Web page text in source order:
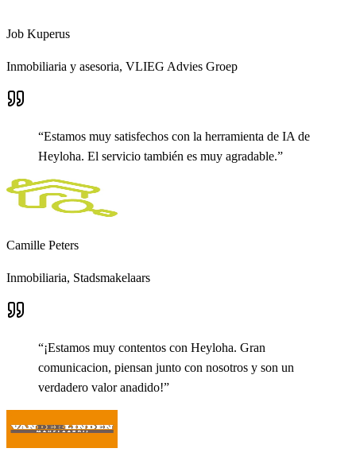
Job Kuperus
Inmobiliaria y asesoria, VLIEG Advies Groep
“Estamos muy satisfechos con la herramienta de IA de
Heyloha. El servicio también es muy agradable.”
Camille Peters
Inmobiliaria, Stadsmakelaars
“¡Estamos muy contentos con Heyloha. Gran
comunicacion, piensan junto con nosotros y son un
verdadero valor anadido!”